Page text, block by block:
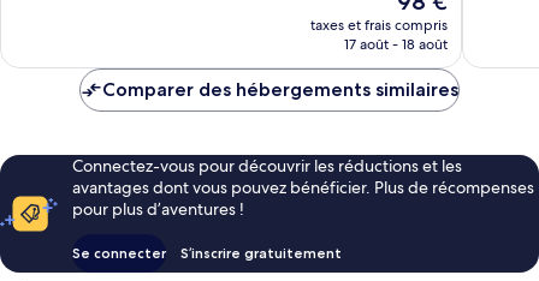
nouveau
prix
de
taxes et frais compris
17 août - 18 août
Comparer des hébergements similaires
Connectez-vous pour découvrir les réductions et les
avantages dont vous pouvez bénéficier. Plus de récompenses
pour plus d’aventures !
Se connecter S’inscrire gratuitement